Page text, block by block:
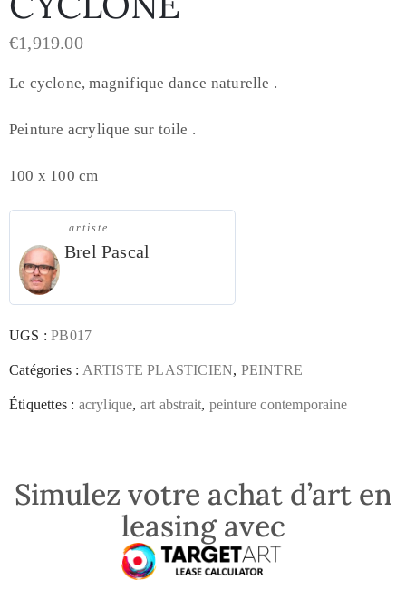
€1,919.00
Le cyclone, magnifique dance naturelle .
Peinture acrylique sur toile .
100 x 100 cm
artiste
Brel Pascal
UGS :PB017
Catégories : ARTISTE PLASTICIEN, PEINTRE
Étiquettes : acrylique, art abstrait, peinture contemporaine
Simulez votre achat d’art en
leasing avec